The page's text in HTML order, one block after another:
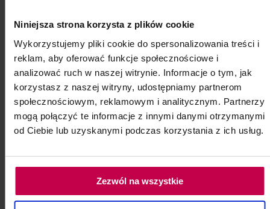
Niniejsza strona korzysta z plików cookie
Wykorzystujemy pliki cookie do spersonalizowania treści i
reklam, aby oferować funkcje społecznościowe i
analizować ruch w naszej witrynie. Informacje o tym, jak
korzystasz z naszej witryny, udostępniamy partnerom
społecznościowym, reklamowym i analitycznym. Partnerzy
mogą połączyć te informacje z innymi danymi otrzymanymi
od Ciebie lub uzyskanymi podczas korzystania z ich usług.
Zezwól na wszystkie
27, - zł
do koszyka